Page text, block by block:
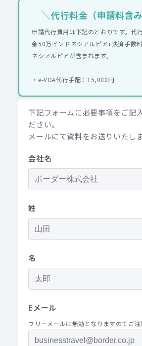
＼代行料金（申請料含
申請代行費用は下記のとおりです。代
金50万インドネシアルピア+決済手数
ネシアルピアが含まれます。
・e-VOA代行手配：15,000円
会社名
姓
名
Eメール
フリーメールは無効となりますのでご